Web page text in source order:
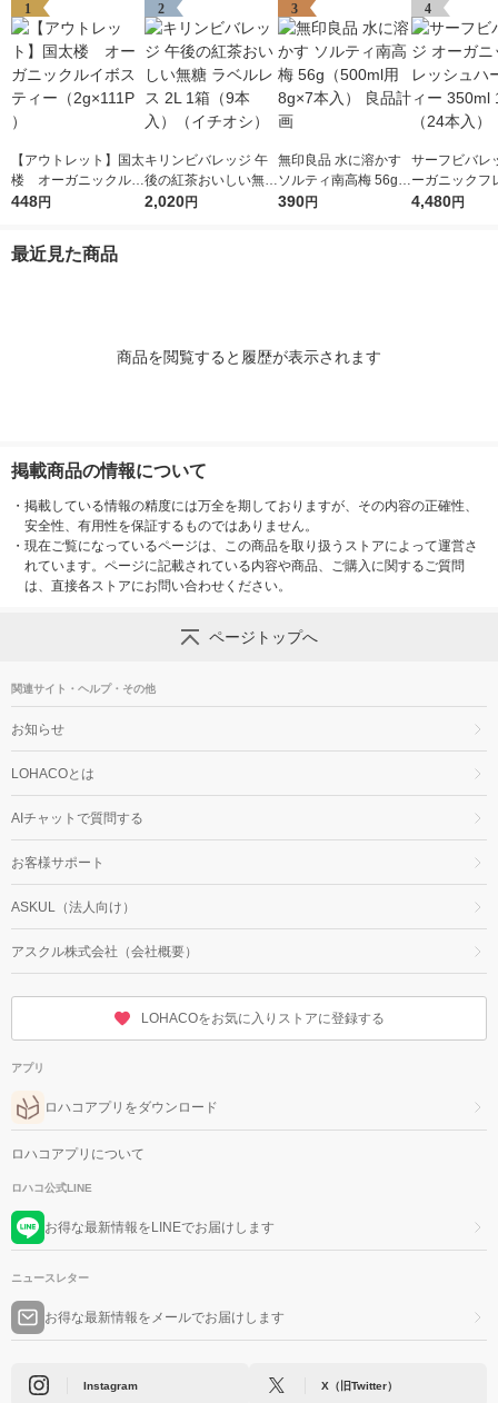
1
【アウトレット】国太
楼 オーガニックルイ
ボスティー（2g×111P
448円
2
キリンビバレッジ 午
後の紅茶おいしい無糖
ラベルレス 2L 1箱（9
2,020円
3
無印良品 水に溶かす
ソルティ南高梅 56g
（500ml用8g×7本
390円
4
サーフビバレ
ーガニックフ
ハーブティー
4,480円
最近見た商品
商品を閲覧すると履歴が表示されます
掲載商品の情報について
・ 掲載している情報の精度には万全を期しておりますが、その内容の正確性、
安全性、有用性を保証するものではありません。
・ 現在ご覧になっているページは、この商品を取り扱うストアによって運営さ
れています。ページに記載されている内容や商品、ご購入に関するご質問
は、直接各ストアにお問い合わせください。
ページトップへ
関連サイト・ヘルプ・その他
お知らせ
LOHACOとは
AIチャットで質問する
お客様サポート
ASKUL（法人向け）
アスクル株式会社（会社概要）
LOHACOをお気に入りストアに登録する
アプリ
ロハコアプリをダウンロード
ロハコアプリについて
ロハコ公式LINE
お得な最新情報をLINEでお届けします
ニュースレター
お得な最新情報をメールでお届けします
Instagram X（旧Twitter）